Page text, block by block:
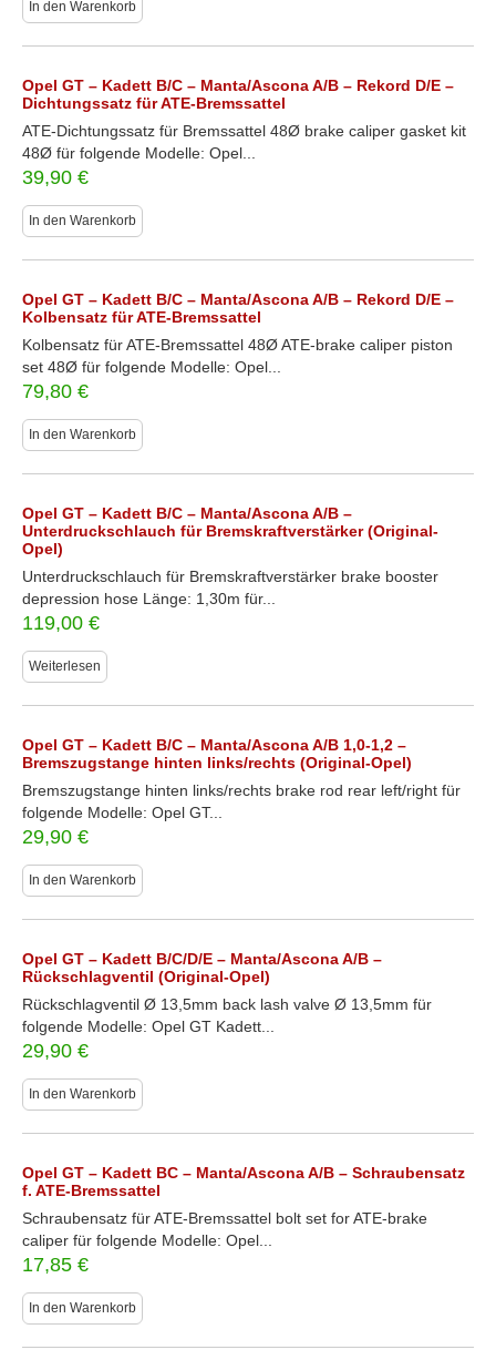
In den Warenkorb
Opel GT – Kadett B/C – Manta/Ascona A/B – Rekord D/E –
Dichtungssatz für ATE-Bremssattel
ATE-Dichtungssatz für Bremssattel 48Ø brake caliper gasket kit
48Ø für folgende Modelle: Opel...
39,90 €
In den Warenkorb
Opel GT – Kadett B/C – Manta/Ascona A/B – Rekord D/E –
Kolbensatz für ATE-Bremssattel
Kolbensatz für ATE-Bremssattel 48Ø ATE-brake caliper piston
set 48Ø für folgende Modelle: Opel...
79,80 €
In den Warenkorb
Opel GT – Kadett B/C – Manta/Ascona A/B –
Unterdruckschlauch für Bremskraftverstärker (Original-
Opel)
Unterdruckschlauch für Bremskraftverstärker brake booster
depression hose Länge: 1,30m für...
119,00 €
Weiterlesen
Opel GT – Kadett B/C – Manta/Ascona A/B 1,0-1,2 –
Bremszugstange hinten links/rechts (Original-Opel)
Bremszugstange hinten links/rechts brake rod rear left/right für
folgende Modelle: Opel GT...
29,90 €
In den Warenkorb
Opel GT – Kadett B/C/D/E – Manta/Ascona A/B –
Rückschlagventil (Original-Opel)
Rückschlagventil Ø 13,5mm back lash valve Ø 13,5mm für
folgende Modelle: Opel GT Kadett...
29,90 €
In den Warenkorb
Opel GT – Kadett BC – Manta/Ascona A/B – Schraubensatz
f. ATE-Bremssattel
Schraubensatz für ATE-Bremssattel bolt set for ATE-brake
caliper für folgende Modelle: Opel...
17,85 €
In den Warenkorb